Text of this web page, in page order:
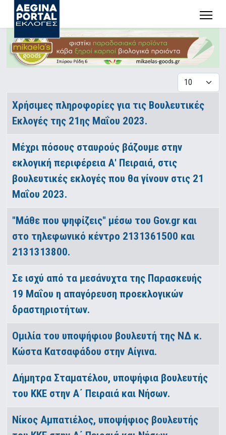
Εμφάνιση #
Άρθρα
Τίτλος
Χρήσιμες πληροφορίες για τις Βουλευτικές
Εκλογές της 21ης Μαΐου 2023.
Μέχρι πόσους σταυρούς βάζουμε στην
εκλογική περιφέρεια Α' Πειραιά, στις
βουλευτικές εκλογές που θα γίνουν στις 21
Μαΐου 2023.
"Μάθε που ψηφίζεις" μέσω του Gov.gr και
στο τηλεφωνικό κέντρο 2131361500 και
2131313800.
Σε ισχύ από τα μεσάνυχτα της Παρασκευής
19 Μαΐου η απαγόρευση προεκλογικών
δραστηριοτήτων.
Ομιλία του υποψήφιου βουλευτή της ΝΔ κ.
Κώστα Κατσαφάδου στην Αίγινα.
Δήμητρα Σταματέλου, υποψήφια βουλευτής
του ΚΚΕ στην Α΄ Πειραιά και Νήσων.
Νίκος Αμπατιέλος, υποψήφιος βουλευτής